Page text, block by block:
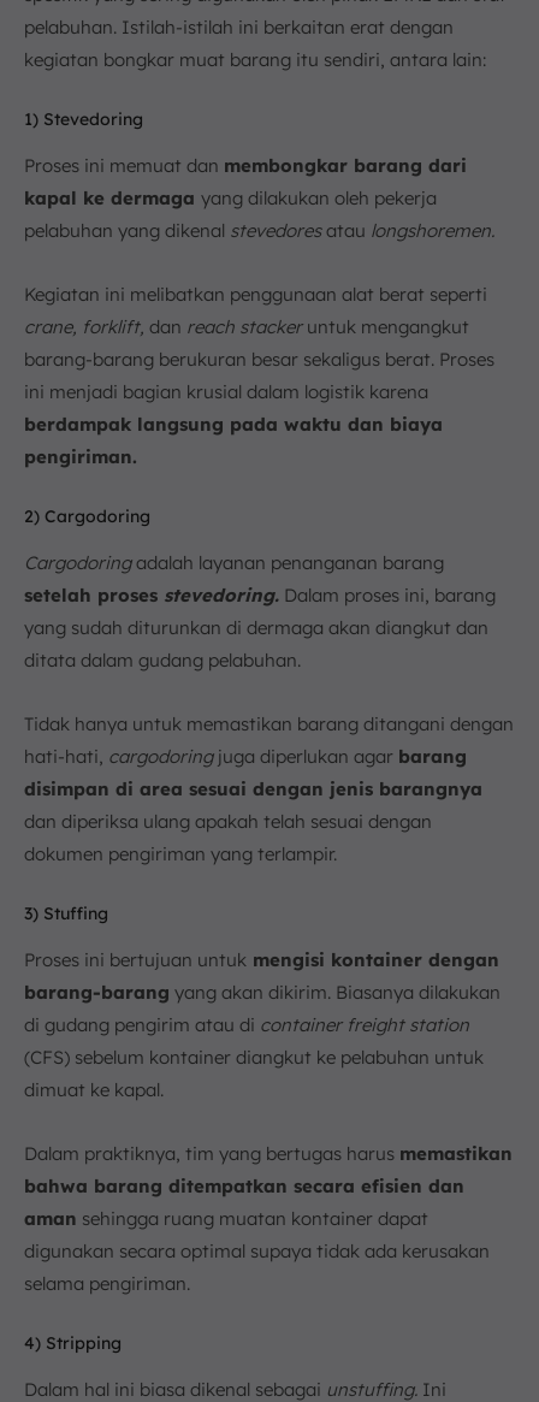
pelabuhan. Istilah-istilah ini berkaitan erat dengan
kegiatan bongkar muat barang itu sendiri, antara lain:
1) Stevedoring
Proses ini memuat dan membongkar barang dari
kapal ke dermaga yang dilakukan oleh pekerja
pelabuhan yang dikenal stevedoresatau longshoremen.
Kegiatan ini melibatkan penggunaan alat berat seperti
crane, forklift, dan reach stacker untuk mengangkut
barang-barang berukuran besar sekaligus berat. Proses
ini menjadi bagian krusial dalam logistik karena
berdampak langsung pada waktu dan biaya
pengiriman.
2) Cargodoring
Cargodoringadalah layanan penanganan barang
setelah proses stevedoring. Dalam proses ini, barang
yang sudah diturunkan di dermaga akan diangkut dan
ditata dalam gudang pelabuhan.
Tidak hanya untuk memastikan barang ditangani dengan
hati-hati, cargodoringjuga diperlukan agar barang
disimpan di area sesuai dengan jenis barangnya
dan diperiksa ulang apakah telah sesuai dengan
dokumen pengiriman yang terlampir.
3) Stuffing
Proses ini bertujuan untuk mengisi kontainer dengan
barang-barang yang akan dikirim. Biasanya dilakukan
di gudang pengirim atau di container freight station
(CFS) sebelum kontainer diangkut ke pelabuhan untuk
dimuat ke kapal.
Dalam praktiknya, tim yang bertugas harus memastikan
bahwa barang ditempatkan secara efisien dan
aman sehingga ruang muatan kontainer dapat
digunakan secara optimal supaya tidak ada kerusakan
selama pengiriman.
4) Stripping
Dalam hal ini biasa dikenal sebagai unstuffing. Ini